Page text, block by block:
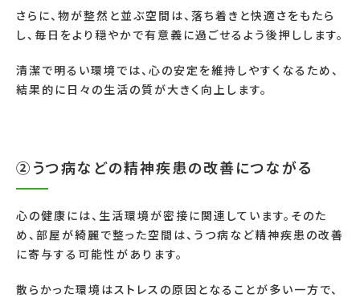
さらに、物が整然と並ぶ空間は、落ち着きと快適さをもたら
し、毎日をより穏やかで有意義に過ごせるよう後押しします。
清潔で明るい環境では、心の安定を維持しやすくなるため、
結果的に日々の生活の質が大きく向上します。
②うつ病などの精神疾患の改善につながる
心の健康には、生活環境が密接に関連しています。そのた
め、部屋が綺麗で整った空間は、うつ病など精神疾患の改善
に寄与する可能性があります。
散らかった環境はストレスの原因となることが多い一方で、